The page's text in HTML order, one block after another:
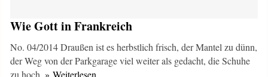
Wie Gott in Frankreich
No. 04/2014 Draußen ist es herbstlich frisch, der Mantel zu dünn,
der Weg von der Parkgarage viel weiter als gedacht, die Schuhe
zu hoch.» Weiterlesen